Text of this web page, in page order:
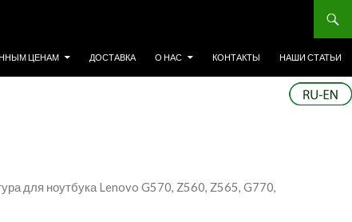
ЦЕНАМ ДОСТАВКА О НАС КОНТАКТЫ НАШИ СТАТЬИ
для ноутбука Lenovo G570, Z560, Z565, G770,